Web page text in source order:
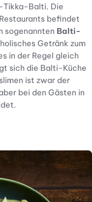
Tikka-Balti. Die
befindet
sogenannten Balti-
Getränk zum
in der Regel gleich
sich die Balti-Küche
ist zwar der
bei den Gästen in